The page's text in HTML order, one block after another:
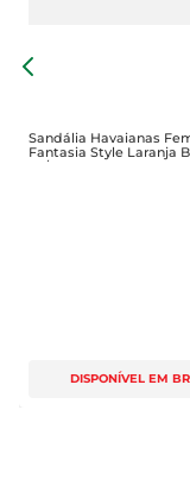
Sandália Havaianas
Fantasia Style Laranja
39/40
DISPONÍVEL EM